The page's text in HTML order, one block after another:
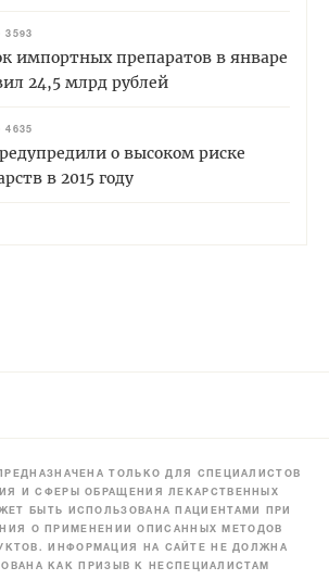
3593
импортных препаратов в январе
24,5 млрд рублей
4635
о высоком риске
в 2015 году
ТОЛЬКО ДЛЯ СПЕЦИАЛИСТОВ
И СФЕРЫ ОБРАЩЕНИЯ ЛЕКАРСТВЕННЫХ
БЫТЬ ИСПОЛЬЗОВАНА ПАЦИЕНТАМИ ПРИ
О ПРИМЕНЕНИИ ОПИСАННЫХ МЕТОДОВ
ИНФОРМАЦИЯ НА САЙТЕ НЕ ДОЛЖНА
КАК ПРИЗЫВ К НЕСПЕЦИАЛИСТАМ